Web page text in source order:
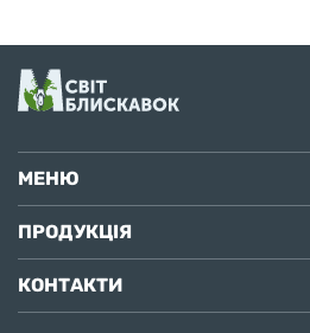
МЕНЮ
ПРОДУКЦІЯ
КОНТАКТИ